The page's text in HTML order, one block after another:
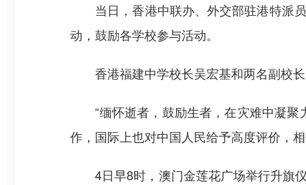
当日，香港中联办、外交部驻港特派员
动，鼓励各学校参与活动。
香港福建中学校长吴宏基和两名副校长
“缅怀逝者，鼓励生者，在灾难中凝聚
作，国际上也对中国人民给予高度评价，
4日早8时，澳门金莲花广场举行升旗仪